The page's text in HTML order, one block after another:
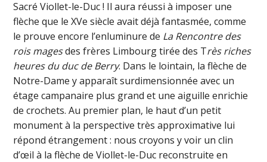
Sacré Viollet-le-Duc ! Il aura réussi à imposer une
flèche que le XVe siècle avait déjà fantasmée, comme
le prouve encore l’enluminure de La Rencontre des
rois magesdes frères Limbourg tirée des Très riches
heures du duc de Berry. Dans le lointain, la flèche de
Notre-Dame y apparaît surdimensionnée avec un
étage campanaire plus grand et une aiguille enrichie
de crochets. Au premier plan, le haut d’un petit
monument à la perspective très approximative lui
répond étrangement : nous croyons y voir un clin
d’œil à la flèche de Viollet-le-Duc reconstruite en